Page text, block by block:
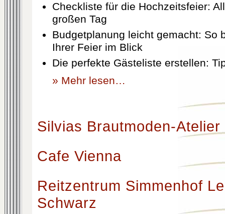
Checkliste für die Hochzeitsfeier:
großen Tag
Budgetplanung leicht gemacht: So
Ihrer Feier im Blick
Die perfekte Gästeliste erstellen:
» Mehr lesen…
Silvias Brautmoden-Atelier
Cafe Vienna
Reitzentrum Simmenhof
Schwarz